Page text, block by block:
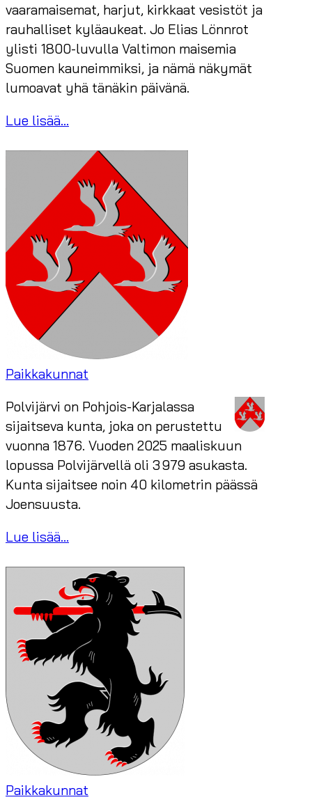
vaaramaisemat, harjut, kirkkaat vesistöt ja
rauhalliset kyläaukeat. Jo Elias Lönnrot
ylisti 1800-luvulla Valtimon maisemia
Suomen kauneimmiksi, ja nämä näkymät
lumoavat yhä tänäkin päivänä.
Lue lisää...
Paikkakunnat
Polvijärvi on Pohjois-Karjalassa
sijaitseva kunta, joka on perustettu
vuonna 1876. Vuoden 2025 maaliskuun
lopussa Polvijärvellä oli 3 979 asukasta.
Kunta sijaitsee noin 40 kilometrin päässä
Joensuusta.
Lue lisää...
Paikkakunnat